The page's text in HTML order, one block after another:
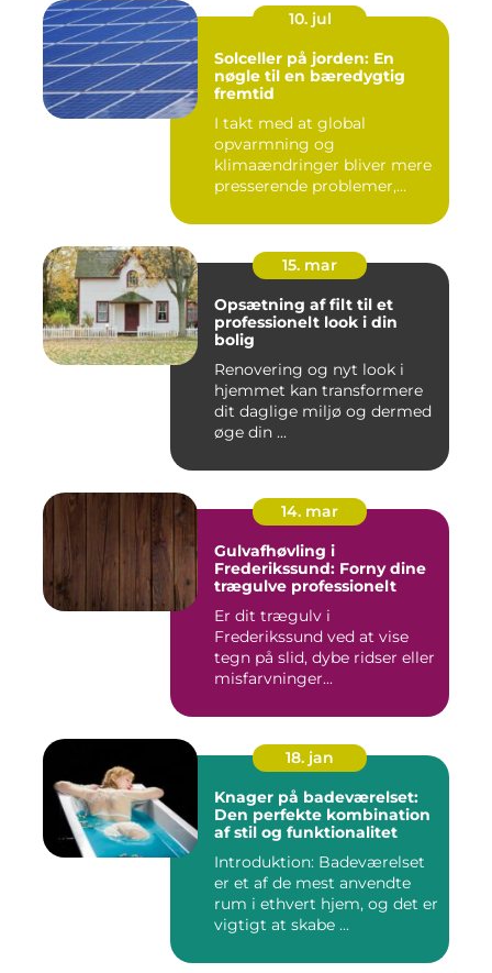
10. jul
Solceller på jorden: En
nøgle til en bæredygtig
fremtid
I takt med at global
opvarmning og
klimaændringer bliver mere
presserende problemer,
15. mar
Opsætning af filt til et
professionelt look i din
bolig
Renovering og nyt look i
hjemmet kan transformere
dit daglige miljø og dermed
øge din ...
14. mar
Gulvafhøvling i
Frederikssund: Forny dine
trægulve professionelt
Er dit trægulv i
Frederikssund ved at vise
tegn på slid, dybe ridser eller
misfarvninger...
18. jan
Knager på badeværelset:
Den perfekte kombination
af stil og funktionalitet
Introduktion: Badeværelset
er et af de mest anvendte
rum i ethvert hjem, og det er
vigtigt at skabe ...